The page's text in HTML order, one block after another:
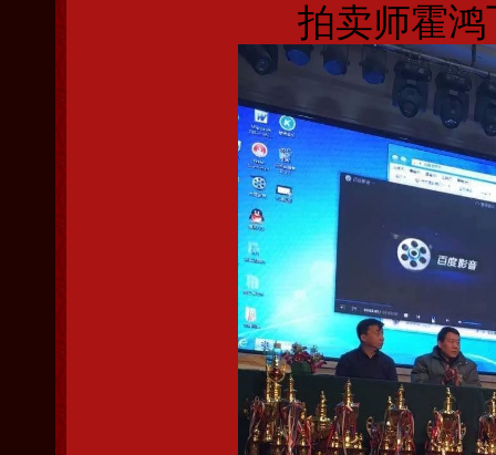
拍卖师霍